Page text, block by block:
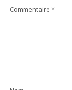
Commentaire *